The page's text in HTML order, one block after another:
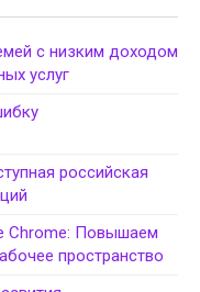
с низким доходом
услуг
российская
Chrome: Повышаем
пространство